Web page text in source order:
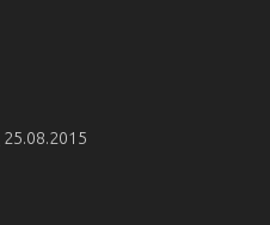
25.08.2015